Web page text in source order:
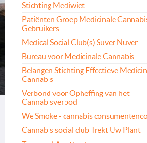
Stichting Mediwiet
Patiënten Groep Medicinale
Gebruikers
Medical Social Club(s) Suver Nuver
Bureau voor Medicinale Cannabis
Belangen Stichting Effectieve
Cannabis
Verbond voor Opheffing van het
Cannabisverbod
We Smoke - cannabis
Cannabis social club Trekt Uw Plant